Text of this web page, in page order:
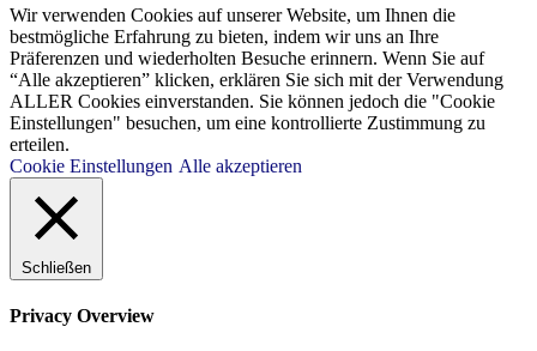
Wir verwenden Cookies auf unserer Website, um Ihnen die
bestmögliche Erfahrung zu bieten, indem wir uns an Ihre
Präferenzen und wiederholten Besuche erinnern. Wenn Sie auf
“Alle akzeptieren” klicken, erklären Sie sich mit der Verwendung
ALLER Cookies einverstanden. Sie können jedoch die "Cookie
Einstellungen" besuchen, um eine kontrollierte Zustimmung zu
erteilen.
Cookie Einstellungen Alle akzeptieren
Schließen
Privacy Overview